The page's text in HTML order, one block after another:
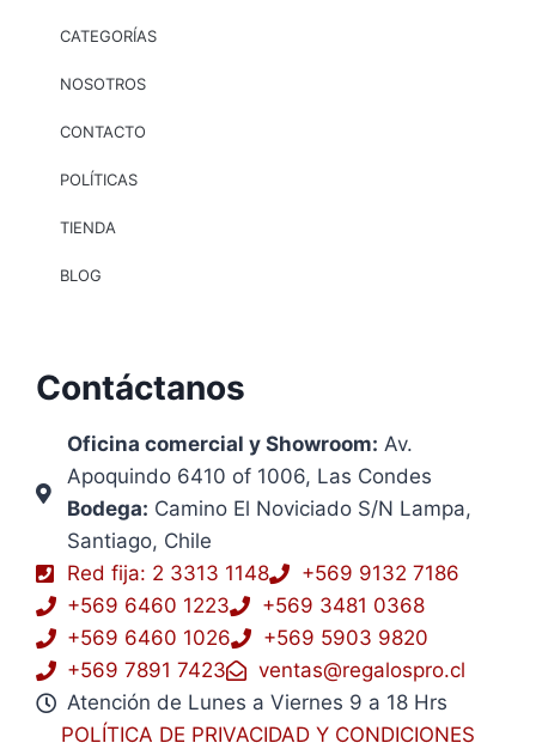
Contáctanos
Oficina comercial y Showroom: Av.
Apoquindo 6410 of 1006, Las Condes
Bodega: Camino El Noviciado S/N Lampa,
Santiago, Chile
Red fija: 2 3313 1148
+569 9132 7186
+569 6460 1223
+569 3481 0368
+569 6460 1026
+569 5903 9820
+569 7891 7423
ventas@regalospro.cl
Atención de Lunes a Viernes 9 a 18 Hrs
POLÍTICA DE PRIVACIDAD Y CONDICIONES
CATEGORÍAS
NOSOTROS
CONTACTO
POLÍTICAS
TIENDA
BLOG